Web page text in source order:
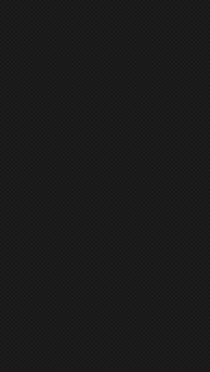
Použitie obmedzených
Používanie presných
Identifikácia zariadení
Účely spracovania, ktoré nie sú v